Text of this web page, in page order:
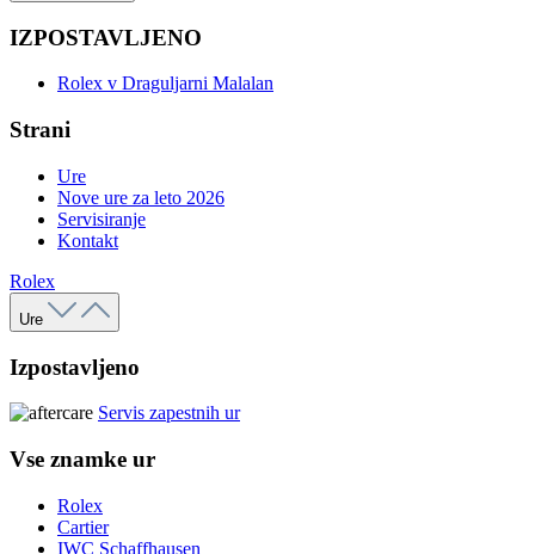
IZPOSTAVLJENO
Rolex v Draguljarni Malalan
Strani
Ure
Nove ure za leto 2026
Servisiranje
Kontakt
Rolex
Ure
Izpostavljeno
Servis zapestnih ur
Vse znamke ur
Rolex
Cartier
IWC Schaffhausen